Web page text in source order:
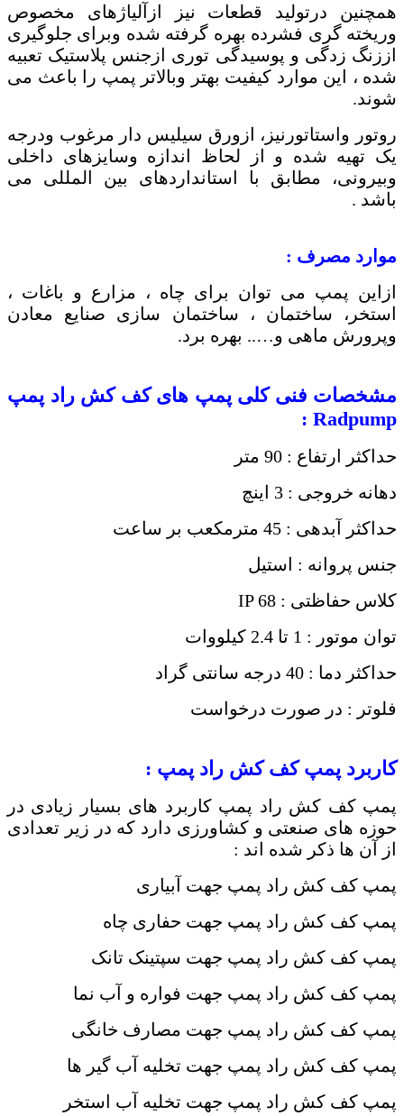
همچنین درتولید قطعات نیز ازآلیاژهای مخصوص
وریخته گری فشرده بهره گرفته شده وبرای جلوگیری
اززنگ زدگی و پوسیدگی توری ازجنس پلاستیک تعبیه
شده ، این موارد کیفیت بهتر وبالاتر پمپ را باعث می
شوند.
روتور واستاتورنیز، ازورق سیلیس دار مرغوب ودرجه
یک تهیه شده و از لحاظ اندازه وسایزهای داخلی
وبیرونی، مطابق با استانداردهای بین المللی می
باشد .
موارد مصرف :
ازاین پمپ می توان برای چاه ، مزارع و باغات ،
استخر، ساختمان ، ساختمان سازی صنایع معادن
وپرورش ماهی و….. بهره برد.
مشخصات فنی کلی پمپ های کف کش راد پمپ
Radpump
:
حداکثر ارتفاع : 90 متر
دهانه خروجی : 3 اینچ
حداکثر آبدهی : 45 مترمکعب بر ساعت
جنس پروانه : استیل
کلاس حفاظتی : IP 68
توان موتور : 1 تا 2.4 کیلووات
حداکثر دما : 40 درجه سانتی گراد
فلوتر : در صورت درخواست
کاربرد پمپ کف کش راد پمپ :
پمپ کف کش راد پمپ کاربرد های بسیار زیادی در
حوزه های صنعتی و کشاورزی دارد که در زیر تعدادی
از آن ها ذکر شده اند :
پمپ کف کش راد پمپ جهت آبیاری
پمپ کف کش راد پمپ جهت حفاری چاه
پمپ کف کش راد پمپ جهت سپتینک تانک
پمپ کف کش راد پمپ جهت فواره و آب نما
پمپ کف کش راد پمپ جهت مصارف خانگی
پمپ کف کش راد پمپ جهت تخلیه آب گیر ها
پمپ کف کش راد پمپ جهت تخلیه آب استخر